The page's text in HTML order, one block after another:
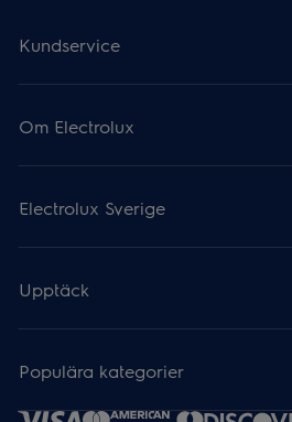
Kundservice
Om Electrolux
Electrolux Sverige
Upptäck
Populära kategorier